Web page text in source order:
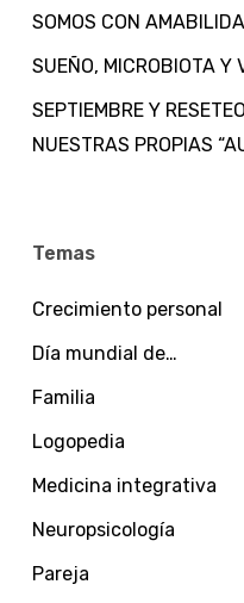
SOMOS CON
SUEÑO, MICROBIOTA Y
SEPTIEMBRE Y
NUESTRAS PROPIAS
Temas
Crecimiento personal
Día mundial de…
Familia
Logopedia
Medicina integrativa
Neuropsicología
Pareja